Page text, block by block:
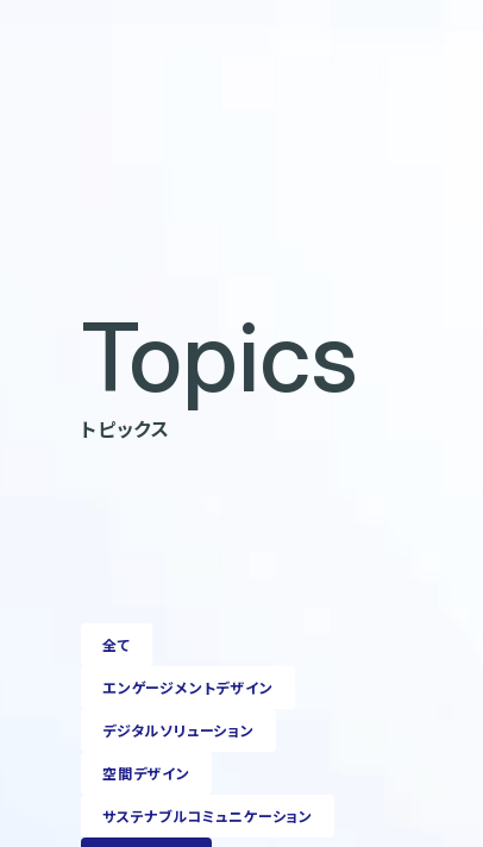
Topics
トピックス
全て
エンゲージメントデザイン
デジタルソリューション
空間デザイン
サステナブルコミュニケーション